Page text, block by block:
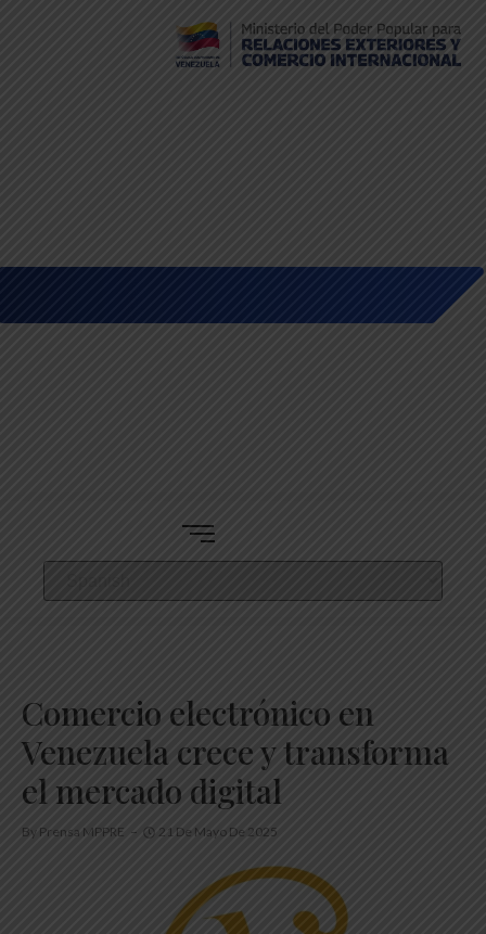
Comercio electrónico en
Venezuela crece y transforma
el mercado digital
By Prensa MPPRE 21 De Mayo De 2025